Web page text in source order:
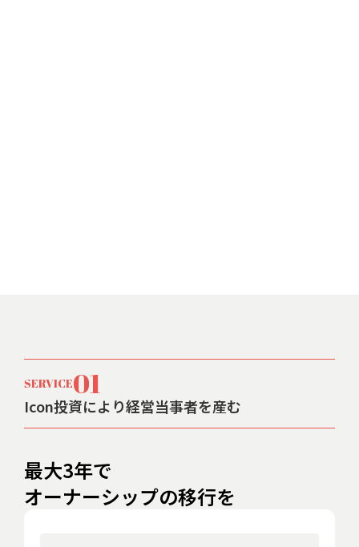
SERVICE01
Icon投資により経営当事者を産む
最大3年で
オーナーシップの移行を